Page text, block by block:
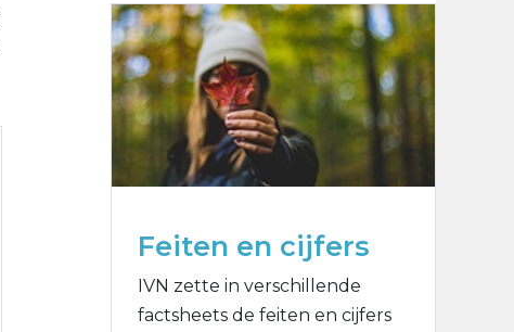
Feiten en cijfers
IVN zette in verschillende
factsheets de feiten en cijfers